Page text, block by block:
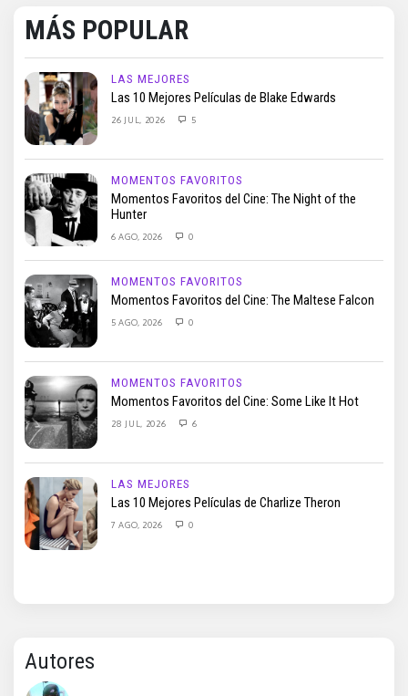
MÁS POPULAR
LAS MEJORES
Las 10 Mejores Películas de Blake Edwards
26 JUL, 2026 5
MOMENTOS FAVORITOS
Momentos Favoritos del Cine: The Night of the
Hunter
6 AGO, 2026 0
MOMENTOS FAVORITOS
Momentos Favoritos del Cine: The Maltese Falcon
5 AGO, 2026 0
MOMENTOS FAVORITOS
Momentos Favoritos del Cine: Some Like It Hot
28 JUL, 2026 6
LAS MEJORES
Las 10 Mejores Películas de Charlize Theron
7 AGO, 2026 0
Autores